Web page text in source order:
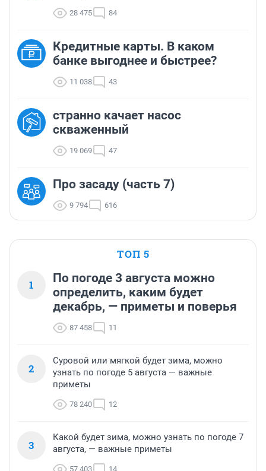
28 475 84
Кредитные карты. В каком
банке выгоднее и быстрее?
11 038 43
странно качает насос
скваженный
19 069 47
Про засаду (часть 7)
9 794 616
ТОП 5
1
По погоде 3 августа можно
определить, каким будет
декабрь, — приметы и поверья
87 458 11
2
Суровой или мягкой будет зима, можно
узнать по погоде 5 августа — важные
приметы
78 240 12
3
Какой будет зима, можно узнать по погоде 7
августа, — важные приметы
57 403 14